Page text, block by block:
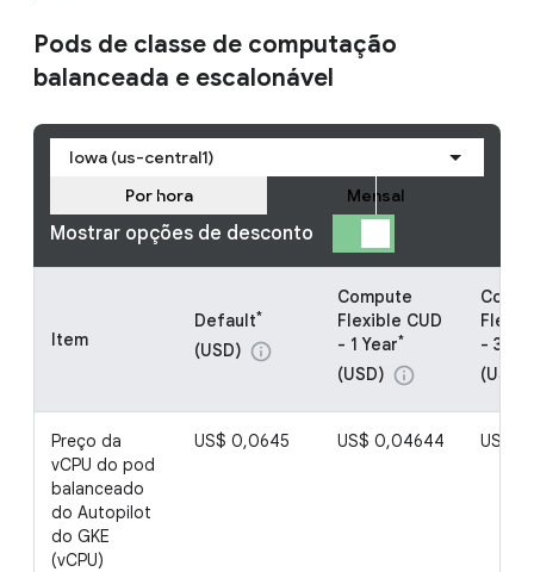
Pods de classe de computação
balanceada e escalonável
Iowa (us-central1)
Mostrar opções de desconto
Por hora Mensal
Item
Default*
(USD) info
Compute
Flexible CUD
- 1 Year*
(USD) info
- 3
(USD)
Preço da
vCPU do pod
balanceado
do Autopilot
do GKE
(vCPU)
US$ 0,0645 US$ 0,04644 US$